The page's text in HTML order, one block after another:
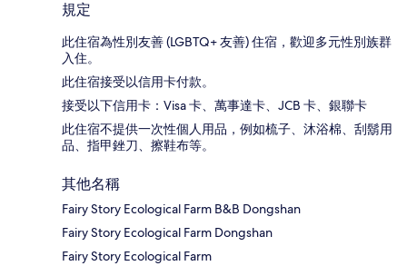
規定
此住宿為性別友善 (LGBTQ+ 友善) 住宿，歡迎多元性別族群
入住。
此住宿接受以信用卡付款。
接受以下信用卡：Visa 卡、萬事達卡、JCB 卡、銀聯卡
此住宿不提供一次性個人用品，例如梳子、沐浴棉、刮鬍用
品、指甲銼刀、擦鞋布等。
其他名稱
Fairy Story Ecological Farm B&B Dongshan
Fairy Story Ecological Farm Dongshan
Fairy Story Ecological Farm